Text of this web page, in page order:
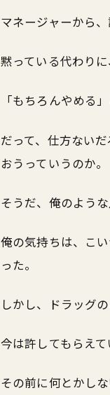
マネージャーから
黙っている代わり
「もちろんやめる
だって、仕方ない
おうっていうのか。
そうだ、俺のよう
俺の気持ちは、こ
った。
しかし、ドラッグ
今は許してもらえ
その前に何とかし